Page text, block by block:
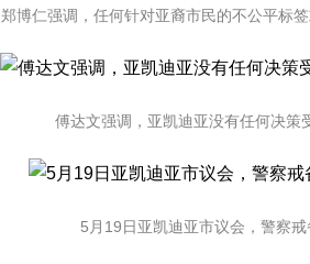
郑博仁强调，任何针对亚裔市民的不公平标
傅达文强调，亚凯迪亚没有任何决策
5月19日亚凯迪亚市议会，警察